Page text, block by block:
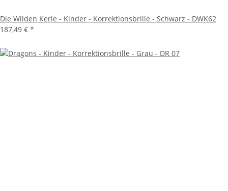
Die Wilden Kerle - Kinder - Korrektionsbrille - Schwarz - DWK62
187,49 € *